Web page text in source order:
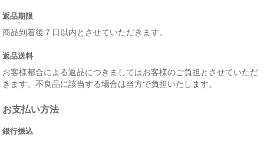
返品期限
商品到着後７日以内とさせていただきます。
返品送料
お客様都合による返品につきましてはお客様のご負担とさせていただ
きます。不良品に該当する場合は当方で負担いたします。
お支払い方法
銀行振込